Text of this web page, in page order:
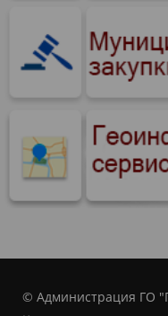
© Администрация ГО